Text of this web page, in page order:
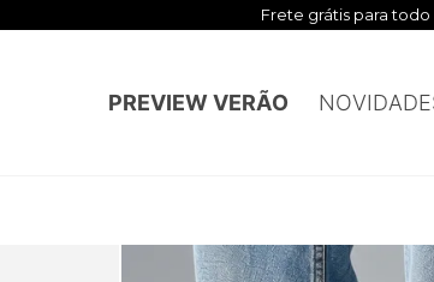
Frete grátis para
PREVIEW VERÃO